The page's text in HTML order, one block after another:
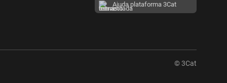
Ajuda plataforma 3Cat
© 3Cat